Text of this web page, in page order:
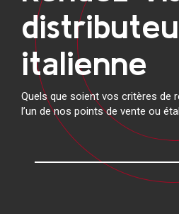
italienne
Quels que soient vos critères de
l’un de nos points de vente ou